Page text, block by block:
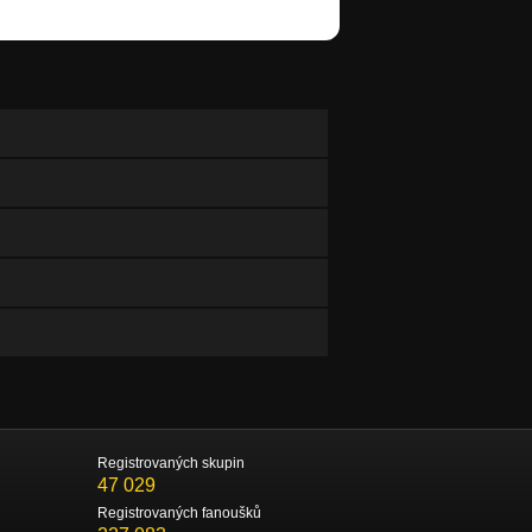
Registrovaných skupin
47 029
Registrovaných fanoušků